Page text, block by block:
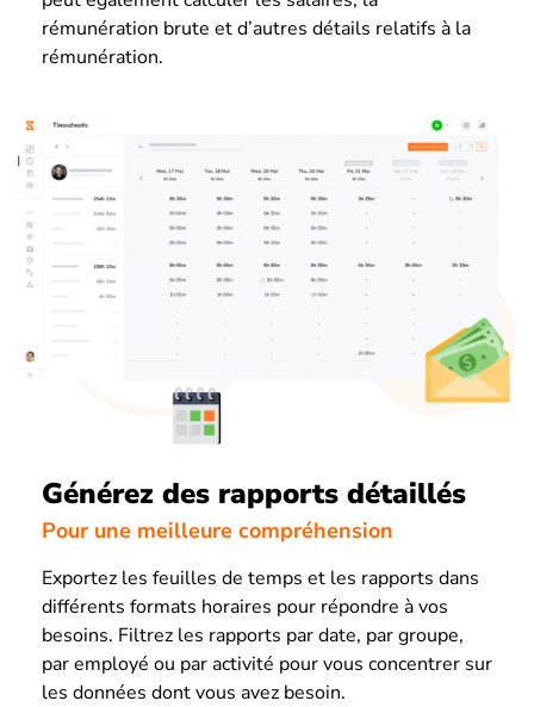
rémunération brute et d’autres détails relatifs à la
rémunération.
Générez des rapports détaillés
Pour une meilleure compréhension
Exportez les feuilles de temps et les rapports dans
différents formats horaires pour répondre à vos
besoins. Filtrez les rapports par date, par groupe,
par employé ou par activité pour vous concentrer sur
les données dont vous avez besoin.